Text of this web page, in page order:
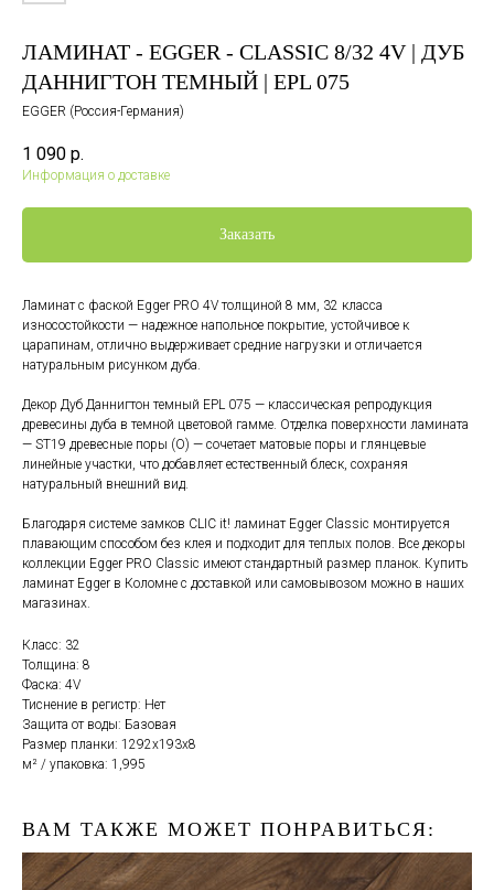
ЛАМИНАТ - EGGER - CLASSIC 8/32 4V | ДУБ
ДАННИГТОН ТЕМНЫЙ | EPL 075
EGGER (Россия-Германия)
1 090 р.
Информация о доставке
Заказать
Ламинат c фаской Egger PRO 4V толщиной 8 мм, 32 класса
износостойкости — надежное напольное покрытие, устойчивое к
царапинам, отлично выдерживает средние нагрузки и отличается
натуральным рисунком дуба.
Декор Дуб Даннигтон темный EPL 075 — классическая репродукция
древесины дуба в темной цветовой гамме. Отделка поверхности ламината
— ST19 древесные поры (О) — сочетает матовые поры и глянцевые
линейные участки, что добавляет естественный блеск, сохраняя
натуральный внешний вид.
Благодаря системе замков CLIC it! ламинат Egger Classic монтируется
плавающим способом без клея и подходит для теплых полов. Все декоры
коллекции Egger PRO Classic имеют стандартный размер планок. Купить
ламинат Egger в Коломне с доставкой или самовывозом можно в наших
магазинах.
Класс: 32
Толщина: 8
Фаска: 4V
Тиснение в регистр: Нет
Защита от воды: Базовая
Размер планки: 1292x193х8
м² / упаковка: 1,995
ВАМ ТАКЖЕ МОЖЕТ ПОНРАВИТЬСЯ: